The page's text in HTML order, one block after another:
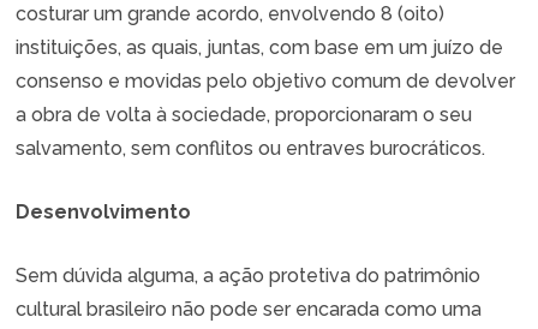
costurar um grande acordo, envolvendo 8 (oito)
instituições, as quais, juntas, com base em um juízo de
consenso e movidas pelo objetivo comum de devolver
a obra de volta à sociedade, proporcionaram o seu
salvamento, sem conflitos ou entraves burocráticos.
Desenvolvimento
Sem dúvida alguma, a ação protetiva do patrimônio
cultural brasileiro não pode ser encarada como uma